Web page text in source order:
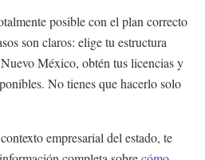
posible con el plan correcto
son claros: elige tu estructura
México, obtén tus licencias y
No tienes que hacerlo solo
empresarial del estado, te